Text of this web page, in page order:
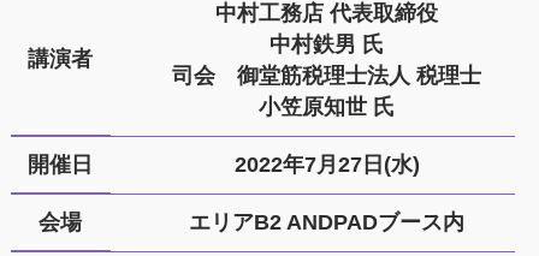
講演者
中村工務店 代表取締役
中村鉄男 氏
司会 御堂筋税理士法人 税理士
小笠原知世 氏
開催日 2022年7月27日(水)
会場 エリアB2 ANDPADブース内